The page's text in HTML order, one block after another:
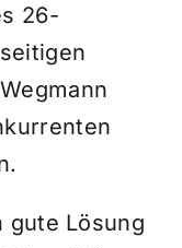
26-
gute Lösung